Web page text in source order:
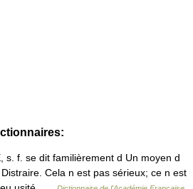
s. f. se dit familièrement d Un moyen d
Cela n est pas sérieux; ce n est